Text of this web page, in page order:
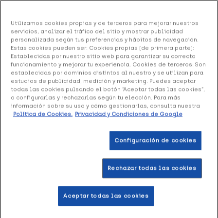
x 125 ml
14.22 €
+ 28 puntos Healthies
Dúo Bexident Encías Uso Diario Pasta Dentales un duplo
de pastas dentífricas para el cuidado diario de los dientes
y encías. Óptimo mantenimiento periodontal y la
Añadir a la Wishlist
Utilizamos cookies propias y de terceros para mejorar nuestros
servicios, analizar el tráfico del sitio y mostrar publicidad
personalizada según tus preferencias y hábitos de navegación.
Estas cookies pueden ser: Cookies propias (de primera parte):
Establecidas por nuestro sitio web para garantizar su correcto
funcionamiento y mejorar tu experiencia. Cookies de terceros: Son
establecidas por dominios distintos al nuestro y se utilizan para
estudios de publicidad, medición y marketing. Puedes aceptar
todas las cookies pulsando el botón “Aceptar todas las cookies”,
o configurarlas y rechazarlas según tu elección. Para más
información sobre su uso y cómo gestionarlas, consulta nuestra
Política de Cookies. Privacidad y Condiciones de Google
Configuración de cookies
Rechazar todas las cookies
Aceptar todas las cookies